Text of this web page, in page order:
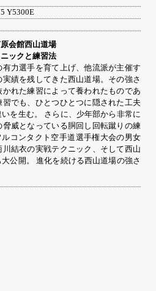
Y5300E
会館西山道場
ックと練習法
力選手を育て上げ、他流派が主催す
績を残してきた西山道場。その強さ
れた練習によって養われたものであ
でも、ひとつひとつに隠された工夫
を生む。 さらに、少年部から非常に
威となっている胴回し回転蹴りの練
コンタクト空手道選手権大会の男女
結衣の実戦テクニック、そして西山
公開。 進化を続ける西山道場の強さ